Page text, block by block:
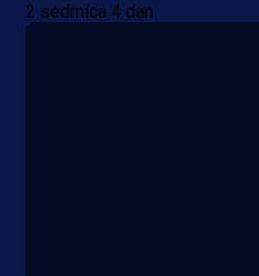
2 sedmica 4 dan